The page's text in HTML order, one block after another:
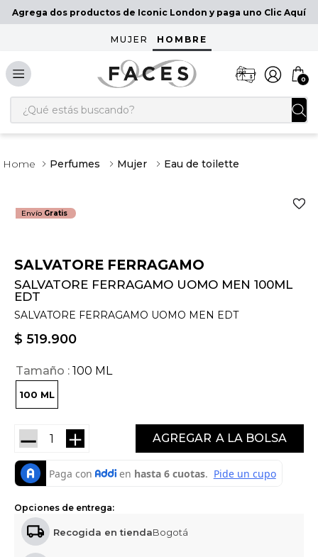
Agrega dos productos de Iconic London y paga uno Clic Aquí
MUJER HOMBRE
0
¿Qué estás buscando?
Perfumes Mujer Eau de toilette
Envío Gratis
SALVATORE FERRAGAMO
SALVATORE FERRAGAMO UOMO MEN 100ML
EDT
SALVATORE FERRAGAMO UOMO MEN EDT
$ 519.900
Tamaño 100 ML
100 ML
＋
－ AGREGAR
Opciones de entrega:
Recogida en tiendaBogotá